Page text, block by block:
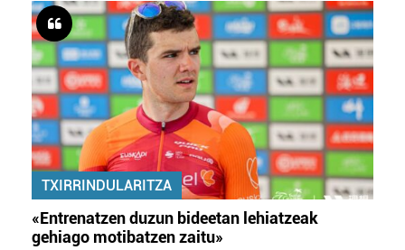
TXIRRINDULARITZA
«Entrenatzen duzun bideetan lehiatzeak
gehiago motibatzen zaitu»